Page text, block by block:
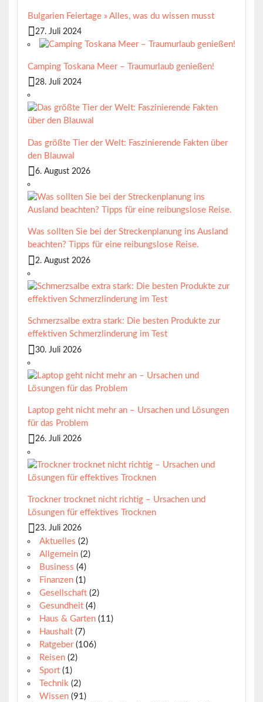
Bulgarien Feiertage » Alles, was du wissen musst
27. Juli 2024
Camping Toskana Meer – Traumurlaub genießen!
28. Juli 2024
Das größte Tier der Welt: Faszinierende Fakten über
den Blauwal
6. August 2026
Was sollten Sie bei der Streckenplanung ins Ausland
beachten? Tipps für eine reibungslose Reise.
2. August 2026
Schmerzsalbe extra stark: Die besten Produkte zur
effektiven Schmerzlinderung im Test
30. Juli 2026
Laptop geht nicht mehr an – Ursachen und Lösungen
für das Problem
26. Juli 2026
Trockner trocknet nicht richtig – Ursachen und
Lösungen für effektives Trocknen
23. Juli 2026
Aktuelles (2)
Allgemein(2)
Business (4)
Finanzen(1)
Gesellschaft(2)
Gesundheit(4)
Haus & Garten(11)
Haushalt(7)
Ratgeber(106)
Reisen(2)
Sport(1)
Technik (2)
Wissen(91)